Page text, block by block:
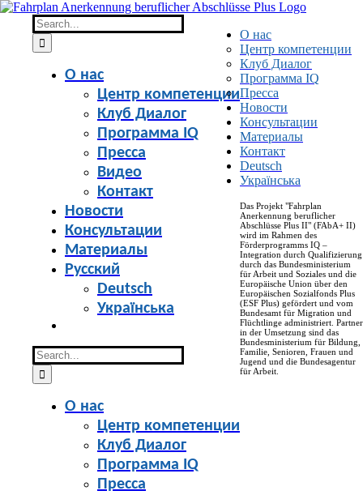
Skip
content
Search
for:
О нас
Центр компетенции
Клуб Диалог
Программа IQ
Пресса
Видео
Контакт
Новости
Консультации
Материалы
Русский
Deutsch
Українська
Search
for:
О нас
Центр компетенции
Клуб Диалог
Программа IQ
Пресса
О нас
Центр компетенции
Клуб Диалог
Программа IQ
Пресса
Новости
Консультации
Материалы
Контакт
Deutsch
Українська
Das Projekt "Fahrplan
Anerkennung beruflicher
Abschlüsse Plus II" (FAbA+ II)
wird im Rahmen des
Förderprogramms IQ –
Integration durch Qualifizierung
durch das Bundesministerium
für Arbeit und Soziales und die
Europäische Union über den
Europäischen Sozialfonds Plus
(ESF Plus) gefördert und vom
Bundesamt für Migration und
Flüchtlinge administriert. Partner
in der Umsetzung sind das
Bundesministerium für Bildung,
Familie, Senioren, Frauen und
Jugend und die Bundesagentur
für Arbeit.